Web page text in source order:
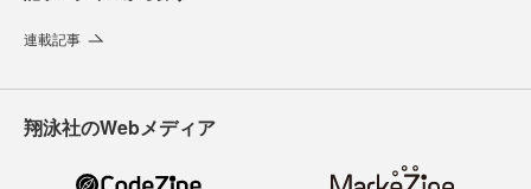
連載記事
翔泳社のWebメディア